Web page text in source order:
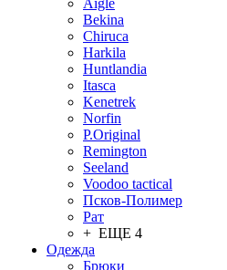
Aigle
Bekina
Chiruсa
Harkila
Huntlandia
Itasca
Kenetrek
Norfin
P.Original
Remington
Seeland
Voodoo tactical
Псков-Полимер
Рат
+ ЕЩЕ 4
Одежда
Брюки